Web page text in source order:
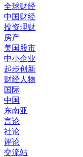
全球财经
中国财经
投资理财
房产
美国股市
中小企业
起步创新
财经人物
国际
中国
东南亚
言论
社论
评论
交流站